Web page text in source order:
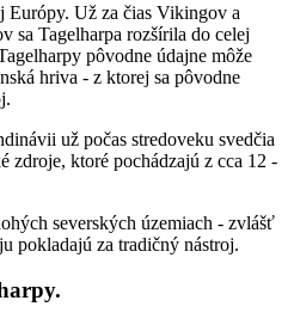
Európy. Už za čias Vikingov a
sa Tagelharpa rozšírila do celej
pôvodne údajne môže
hriva - z ktorej sa pôvodne
už počas stredoveku svedčia
zdroje, ktoré pochádzajú z cca 12 -
severských územiach - zvlášť
pokladajú za tradičný nástroj.